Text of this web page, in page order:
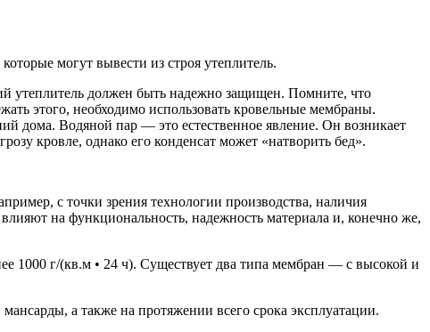
могут вывести из строя утеплитель.
утеплитель должен быть надежно защищен. Помните, что
этого, необходимо использовать кровельные мембраны.
дома. Водяной пар — это естественное явление. Он возникает
кровле, однако его конденсат может «натворить бед».
с точки зрения технологии производства, наличия
на функциональность, надежность материала и, конечно же,
1000 г/(кв.м • 24 ч). Существует два типа мембран — с высокой и
а также на протяжении всего срока эксплуатации.